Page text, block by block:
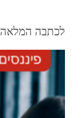
לכתבה המלאה